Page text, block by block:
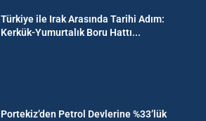
Türkiye ile Irak Arasında Tarihi Adım:
Kerkük-Yumurtalık Boru Hattı...
Portekiz’den Petrol Devlerine %33’lük